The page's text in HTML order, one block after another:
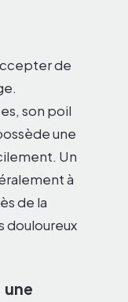
de
son poil
une
Un
à
de la
douloureux